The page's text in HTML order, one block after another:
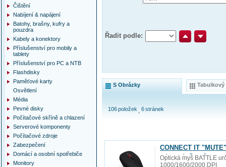
Řadit podle:
S Obrázky Tabulkový
106položek 6stránek
CONNECT IT
zdarma), černá
Optická myš BATTLE
1000/1600/2000 DPI
Čištění
Nabíjení & napájení
Batohy, brašny, kufry a
pouzdra
Kabely a konektory
Příslušenství pro mobily a
tablety
Příslušenství pro PC a NTB
Flashdisky
Paměťové karty
Osvětlení
Média
Pevné disky
Počítačové skříně a chlazení
Serverové komponenty
Počítačové zdroje
Zabezpečení
Domácí a osobní spotřebiče
Monitory